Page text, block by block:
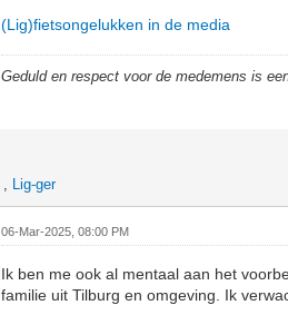
(Lig)fietsongelukken in de media
Geduld en respect voor de medemens is
, Lig-ger
06-Mar-2025, 08:00 PM
Ik ben me ook al mentaal aan het
familie uit Tilburg en omgeving. Ik